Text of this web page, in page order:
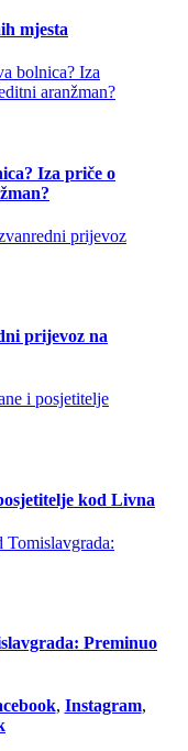
mjesta
Iza priče o
prijevoz na
kod Livna
Preminuo
, Instagram,